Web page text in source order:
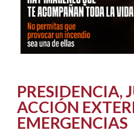
PRESIDENCIA,
ACCIÓN
EMERGENCIAS